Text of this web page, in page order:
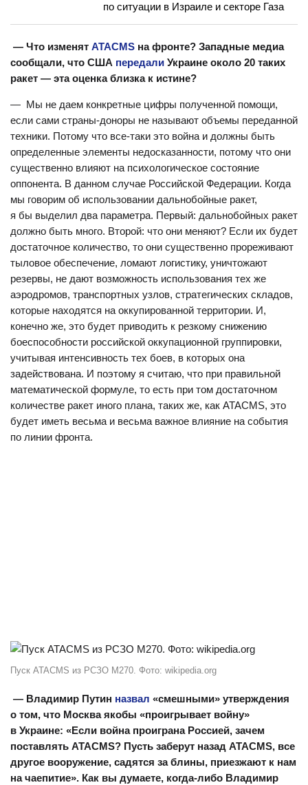
по ситуации в Израиле и секторе Газа
— Что изменят ATACMS на фронте? Западные медиа
сообщали, что США передали Украине около 20 таких
ракет — эта оценка близка к истине?
— Мы не даем конкретные цифры полученной помощи,
если сами страны-доноры не называют объемы переданной
техники. Потому что все-таки это война и должны быть
определенные элементы недосказанности, потому что они
существенно влияют на психологическое состояние
оппонента. В данном случае Российской Федерации. Когда
мы говорим об использовании дальнобойные ракет,
я бы выделил два параметра. Первый: дальнобойных ракет
должно быть много. Второй: что они меняют? Если их будет
достаточное количество, то они существенно прореживают
тыловое обеспечение, ломают логистику, уничтожают
резервы, не дают возможность использования тех же
аэродромов, транспортных узлов, стратегических складов,
которые находятся на оккупированной территории. И,
конечно же, это будет приводить к резкому снижению
боеспособности российской оккупационной группировки,
учитывая интенсивность тех боев, в которых она
задействована. И поэтому я считаю, что при правильной
математической формуле, то есть при том достаточном
количестве ракет иного плана, таких же, как ATACMS, это
будет иметь весьма и весьма важное влияние на события
по линии фронта.
Пуск ATACMS из РСЗО М270. Фото: wikipedia.org
— Владимир Путин назвал «смешными» утверждения
о том, что Москва якобы «проигрывает войну»
в Украине: «Если война проиграна Россией, зачем
поставлять ATACMS? Пусть заберут назад ATACMS, все
другое вооружение, садятся за блины, приезжают к нам
на чаепитие». Как вы думаете, когда-либо Владимир